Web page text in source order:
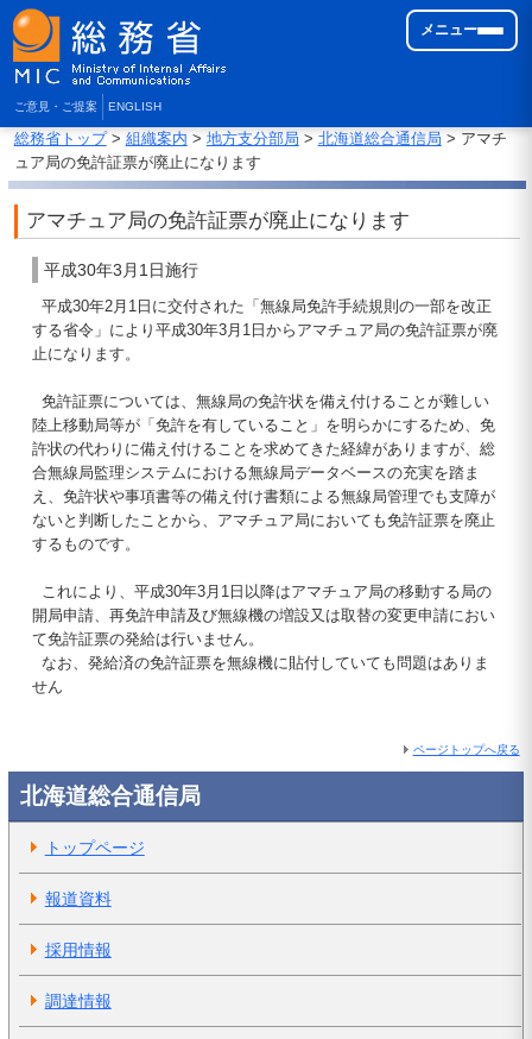
ご意見・ご提案 ENGLISH
メニュー
総務省トップ> 組織案内 > 地方支分部局 > 北海道総合通信局 > アマチ
ュア局の免許証票が廃止になります
アマチュア局の免許証票が廃止になります
平成30年3月1日施行
平成30年2月1日に交付された「無線局免許手続規則の一部を改正
する省令」により平成30年3月1日からアマチュア局の免許証票が廃
止になります。
免許証票については、無線局の免許状を備え付けることが難しい
陸上移動局等が「免許を有していること」を明らかにするため、免
許状の代わりに備え付けることを求めてきた経緯がありますが、総
合無線局監理システムにおける無線局データベースの充実を踏ま
え、免許状や事項書等の備え付け書類による無線局管理でも支障が
ないと判断したことから、アマチュア局においても免許証票を廃止
するものです。
これにより、平成30年3月1日以降はアマチュア局の移動する局の
開局申請、再免許申請及び無線機の増設又は取替の変更申請におい
て免許証票の発給は行いません。
なお、発給済の免許証票を無線機に貼付していても問題はありま
せん
ページトップへ戻る
北海道総合通信局
トップページ
報道資料
採用情報
調達情報